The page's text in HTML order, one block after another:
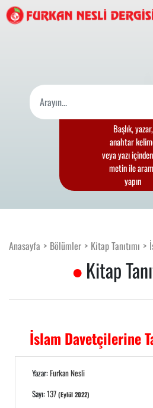
Başlık, yazar,
anahtar
veya yazı
metin ile
yapın
Anasayfa Bölümler Kitap Tanıtımı
Kitap
İslam Davetçilerine
Yazar:Furkan Nesli
Sayı:137(Eylül 2022)